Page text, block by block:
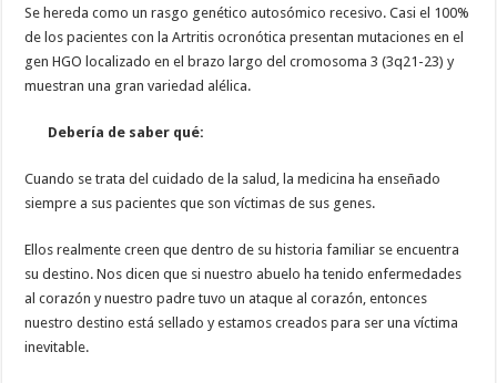
Se hereda como un rasgo genético autosómico recesivo. Casi el 100%
de los pacientes con la Artritis ocronótica presentan mutaciones en el
gen HGO localizado en el brazo largo del cromosoma 3 (3q21-23) y
muestran una gran variedad alélica.
Debería de saber qué:
Cuando se trata del cuidado de la salud, la medicina ha enseñado
siempre a sus pacientes que son víctimas de sus genes.
Ellos realmente creen que dentro de su historia familiar se encuentra
su destino. Nos dicen que si nuestro abuelo ha tenido enfermedades
al corazón y nuestro padre tuvo un ataque al corazón, entonces
nuestro destino está sellado y estamos creados para ser una víctima
inevitable.